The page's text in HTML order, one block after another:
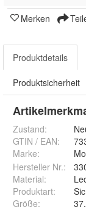
Merken
Produktdetails
Produktsicherheit
Zustand:
GTIN / EAN:
Marke:
Hersteller Nr.:
Material:
Produktart:
Größe: